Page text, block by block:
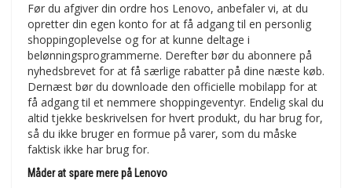
Før du afgiver din ordre hos Lenovo, anbefaler vi, at du
opretter din egen konto for at få adgang til en personlig
shoppingoplevelse og for at kunne deltage i
belønningsprogrammerne. Derefter bør du abonnere på
nyhedsbrevet for at få særlige rabatter på dine næste køb.
Dernæst bør du downloade den officielle mobilapp for at
få adgang til et nemmere shoppingeventyr. Endelig skal du
altid tjekke beskrivelsen for hvert produkt, du har brug for,
så du ikke bruger en formue på varer, som du måske
faktisk ikke har brug for.
Måder at spare mere på Lenovo